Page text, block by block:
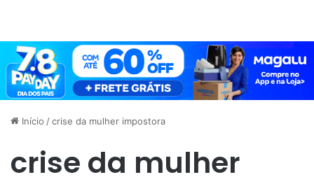
Início /crise da mulher impostora
crise da mulher